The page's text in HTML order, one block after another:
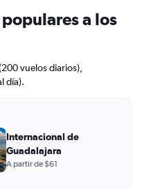
a los
vuelos diarios),
día).
Internacional de
Guadalajara
A partir de $61